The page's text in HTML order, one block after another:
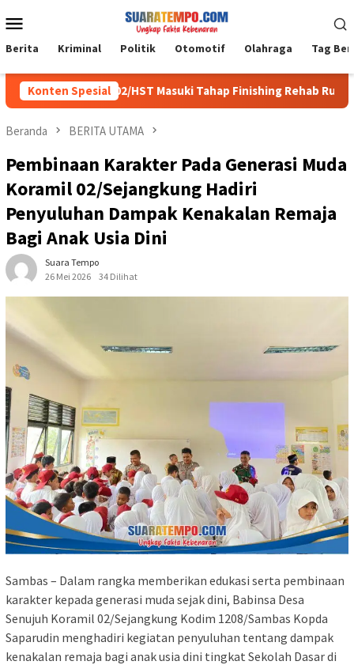
ke
kontenMobile
Berita Kriminal Politik Otomotif Olahraga Tag
Konten Spesial
Kodim 1002/HST Masuki Tahap Finishing Rehab Rumah Warga
Beranda BERITA UTAMA
Pembinaan Karakter Pada Generasi Muda
Koramil 02/Sejangkung Hadiri
Penyuluhan Dampak Kenakalan Remaja
Bagi Anak Usia Dini
Suara Tempo
26 Mei 2026
34 Dilihat
Sambas – Dalam rangka memberikan edukasi serta pembinaan
karakter kepada generasi muda sejak dini, Babinsa Desa
Senujuh Koramil 02/Sejangkung Kodim 1208/Sambas Kopda
Saparudin menghadiri kegiatan penyuluhan tentang dampak
kenakalan remaja bagi anak usia dini tingkat Sekolah Dasar di